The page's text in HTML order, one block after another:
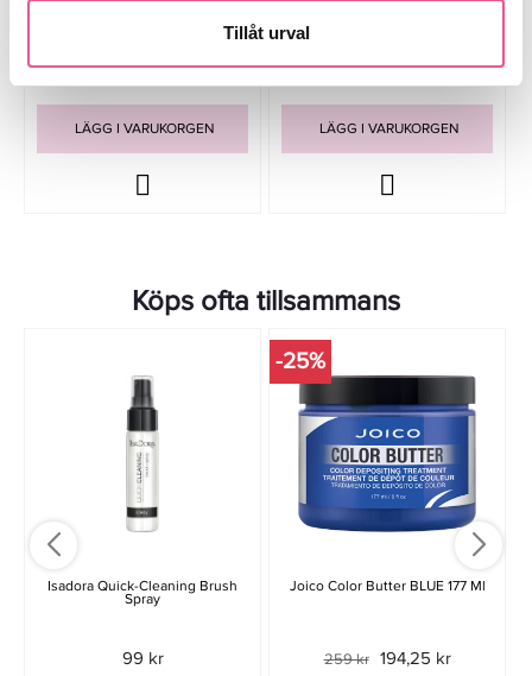
Tillåt urval
LÄGG I VARUKORGEN LÄGG I VARUKORGEN
Köps ofta tillsammans
Isadora Quick-Cleaning Brush
Spray
99 kr
-25%
Joico Color Butter BLUE 177 Ml
259 kr 194,25 kr